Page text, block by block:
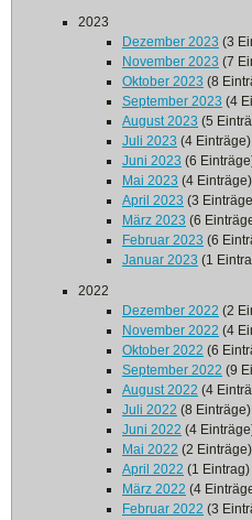
2023
Dezember 2023 (3
November 2023 (7
Oktober 2023 (8
September 2023 (4
August 2023 (5
Juli 2023 (4 Einträge)
Juni 2023 (6
Mai 2023 (4 Einträge)
April 2023 (3
März 2023 (6
Februar 2023 (6
Januar 2023 (1
2022
Dezember 2022 (2
November 2022 (4
Oktober 2022 (6
September 2022 (9
August 2022 (4
Juli 2022 (8 Einträge)
Juni 2022 (4
Mai 2022 (2 Einträge)
April 2022 (1 Eintrag)
März 2022 (4
Februar 2022 (3